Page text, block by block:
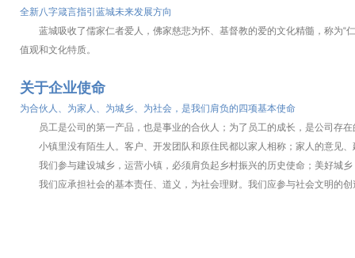
全新八字箴言指引蓝城未来发展方向
蓝城吸收了儒家仁者爱人，佛家慈悲为怀、基督教的爱的文化精髓，称为“仁
值观和文化特质。
关于企业使命
为合伙人、为家人、为城乡、为社会，是我们肩负的四项基本使命
员工是公司的第一产品，也是事业的合伙人；为了员工的成长，是公司存在
小镇里没有陌生人。客户、开发团队和原住民都以家人相称；家人的意见、
我们参与建设城乡，运营小镇，必须肩负起乡村振兴的历史使命；美好城乡
我们应承担社会的基本责任、道义，为社会理财。我们应参与社会文明的创